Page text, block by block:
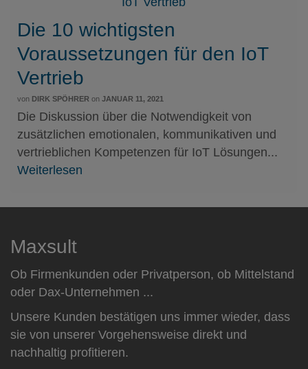
Die 10 wichtigsten
Voraussetzungen für den IoT
Vertrieb
von DIRK SPÖHRER on JANUAR 11, 2021
Die Diskussion über die Notwendigkeit von
zusätzlichen emotionalen, kommunikativen und
vertrieblichen Kompetenzen für IoT Lösungen...
Weiterlesen
Maxsult
Ob Firmenkunden oder Privatperson, ob Mittelstand
oder Dax-Unternehmen ...
Unsere Kunden bestätigen uns immer wieder, dass
sie von unserer Vorgehensweise direkt und
nachhaltig profitieren.